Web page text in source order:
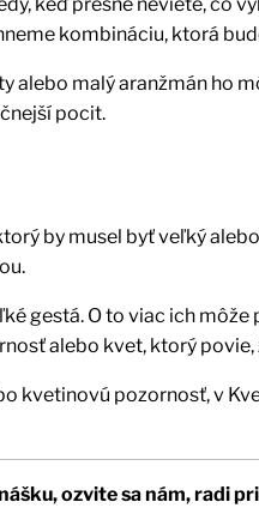
kombináciu, ktorá
alebo malý aranžmán ho
pocit.
by musel byť veľký
gestá. O to viac ich
alebo kvet, ktorý povie,
kvetinovú pozornosť, v
ozvite sa nám, radi